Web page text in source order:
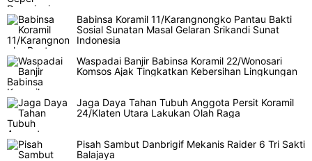
Babinsa Koramil 11/Karangnongko Pantau Bakti
Sosial Sunatan Masal Gelaran Srikandi Sunat
Indonesia
Waspadai Banjir Babinsa Koramil 22/Wonosari
Komsos Ajak Tingkatkan Kebersihan Lingkungan
Jaga Daya Tahan Tubuh Anggota Persit Koramil
24/Klaten Utara Lakukan Olah Raga
Pisah Sambut Danbrigif Mekanis Raider 6 Tri Sakti
Balajaya